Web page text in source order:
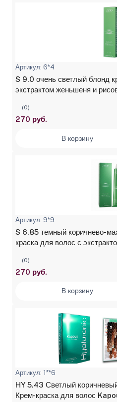
Артикул: 6*4
S 9.0 очень светлый блонд
экстрактом женьшеня и
(0)
270 руб.
В корзину
Артикул: 9*9
S 6.85 темный коричнево-
краска для волос с
(0)
270 руб.
В корзину
Артикул: 1**6
HY 5.43 Светлый
Крем-краска для волос